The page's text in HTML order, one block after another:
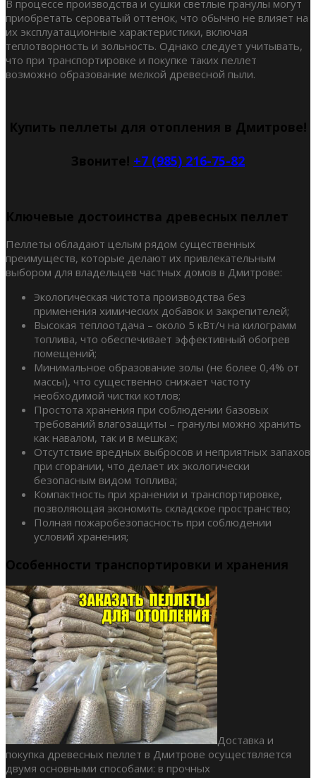
В процессе производства и сушки светлые гранулы могут
приобретать сероватый оттенок, что обычно не влияет на
их эксплуатационные характеристики, включая
теплотворность и зольность. Однако следует учитывать,
что при транспортировке и покупке таких пеллет
возможно образование мелкой древесной пыли.
Купить пеллеты для отопления в Дмитрове!
Звоните! +7 (985) 216-75-82
Ключевые достоинства древесных пеллет
Пеллеты обладают целым рядом существенных
преимуществ, которые делают их привлекательным
выбором для владельцев частных домов в Дмитрове:
Экологическая чистота производства без
применения химических добавок и закрепителей;
Высокая теплоотдача – около 5 кВт/ч на килограмм
топлива, что обеспечивает эффективный обогрев
помещений;
Минимальное образование золы (не более 0,4% от
массы), что существенно снижает частоту
необходимой чистки котлов;
Простота хранения при соблюдении базовых
требований влагозащиты – гранулы можно хранить
как навалом, так и в мешках;
Отсутствие вредных выбросов и неприятных запахов
при сгорании, что делает их экологически
безопасным видом топлива;
Компактность при хранении и транспортировке,
позволяющая экономить складское пространство;
Полная пожаробезопасность при соблюдении
условий хранения;
Особенности транспортировки и хранения
Доставка и
покупка древесных пеллет в Дмитрове осуществляется
двумя основными способами: в прочных